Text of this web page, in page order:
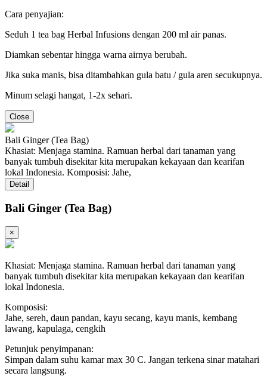
Cara penyajian:
Seduh 1 tea bag Herbal Infusions dengan 200 ml air panas.
Diamkan sebentar hingga warna airnya berubah.
Jika suka manis, bisa ditambahkan gula batu / gula aren secukupnya.
Minum selagi hangat, 1-2x sehari.
Close
Bali Ginger (Tea Bag)
Khasiat: Menjaga stamina. Ramuan herbal dari tanaman yang
banyak tumbuh disekitar kita merupakan kekayaan dan kearifan
lokal Indonesia. Komposisi: Jahe,
Detail
Bali Ginger (Tea Bag)
×
Khasiat: Menjaga stamina. Ramuan herbal dari tanaman yang
banyak tumbuh disekitar kita merupakan kekayaan dan kearifan
lokal Indonesia.
Komposisi:
Jahe, sereh, daun pandan, kayu secang, kayu manis, kembang
lawang, kapulaga, cengkih
Petunjuk penyimpanan:
Simpan dalam suhu kamar max 30 C. Jangan terkena sinar matahari
secara langsung.